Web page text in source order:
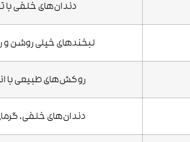
دندان‌های خلفی با
لبخندهای خیلی روشن
روکش‌های طبیعی با
دندان‌های خلفی،